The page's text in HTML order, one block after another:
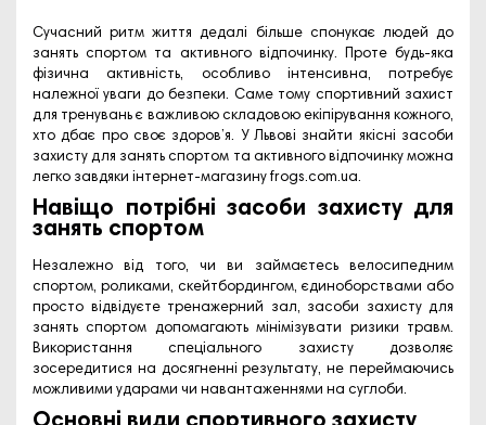
Сучасний ритм життя дедалі більше спонукає людей до
занять спортом та активного відпочинку. Проте будь-яка
фізична активність, особливо інтенсивна, потребує
належної уваги до безпеки. Саме тому спортивний захист
для тренувань є важливою складовою екіпірування кожного,
хто дбає про своє здоров’я. У Львові знайти якісні засоби
захисту для занять спортом та активного відпочинкуможна
легко завдяки інтернет-магазину frogs.com.ua.
Навіщо потрібні засоби захисту для
занять спортом
Незалежно від того, чи ви займаєтесь велосипедним
спортом, роликами, скейтбордингом, єдиноборствами або
просто відвідуєте тренажерний зал, засоби захисту для
занять спортом допомагають мінімізувати ризики травм.
Використання спеціального захисту дозволяє
зосередитися на досягненні результату, не переймаючись
можливими ударами чи навантаженнями на суглоби.